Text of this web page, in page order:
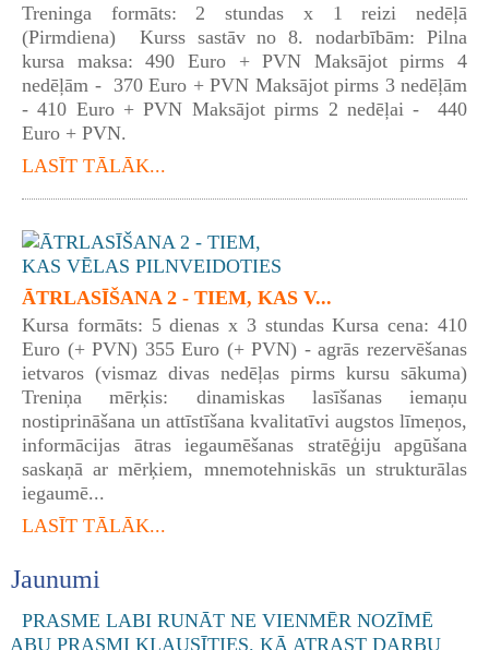
Treninga formāts: 2 stundas x 1 reizi nedēļā
(Pirmdiena) Kurss sastāv no 8. nodarbībām: Pilna
kursa maksa: 490 Euro + PVN Maksājot pirms 4
nedēļām - 370 Euro + PVN Maksājot pirms 3 nedēļām
- 410 Euro + PVN Maksājot pirms 2 nedēļai - 440
Euro + PVN.
LASĪT TĀLĀK...
ĀTRLASĪŠANA 2 - TIEM, KAS V...
Kursa formāts: 5 dienas x 3 stundas Kursa cena: 410
Euro (+ PVN) 355 Euro (+ PVN) - agrās rezervēšanas
ietvaros (vismaz divas nedēļas pirms kursu sākuma)
Treniņa mērķis: dinamiskas lasīšanas iemaņu
nostiprināšana un attīstīšana kvalitatīvi augstos līmeņos,
informācijas ātras iegaumēšanas stratēģiju apgūšana
saskaņā ar mērķiem, mnemotehniskās un strukturālas
iegaumē...
LASĪT TĀLĀK...
Jaunumi